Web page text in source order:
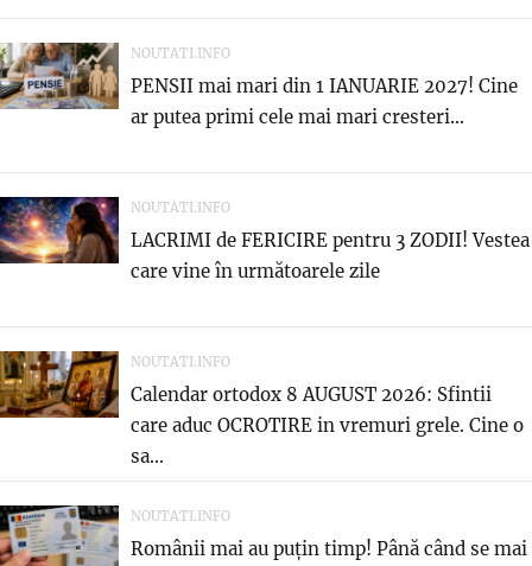
NOUTATI.INFO
PENSII mai mari din 1 IANUARIE 2027! Cine
ar putea primi cele mai mari cresteri...
NOUTATI.INFO
LACRIMI de FERICIRE pentru 3 ZODII! Vestea
care vine în următoarele zile
NOUTATI.INFO
Calendar ortodox 8 AUGUST 2026: Sfintii
care aduc OCROTIRE in vremuri grele. Cine o
sa...
NOUTATI.INFO
Românii mai au puțin timp! Până când se mai